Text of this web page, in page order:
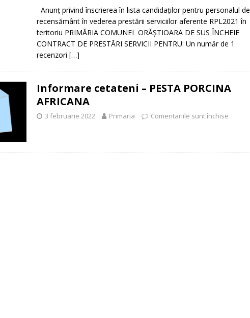
Anunț privind înscrierea în lista candidaților pentru personalul de
recensământ în vederea prestării serviciilor aferente RPL2021 în
teritoriu PRIMĂRIA COMUNEI ORĂȘTIOARA DE SUS ÎNCHEIE
CONTRACT DE PRESTĂRI SERVICII PENTRU: Un număr de 1
recenzori […]
Informare cetateni – PESTA PORCINA
AFRICANA
3 februarie 2022 Primaria Comentariile sunt închise